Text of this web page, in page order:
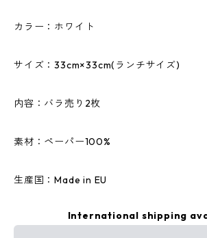
カラー：ホワイト
サイズ：33cm×33cm(ランチサイズ)
内容：バラ売り2枚
素材：ペーパー100%
生産国：Made in EU
International shipping